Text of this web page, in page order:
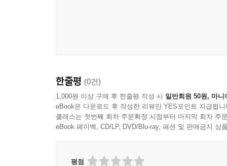
한줄평 (0건)
1,000원 이상 구매 후 한줄평 작성 시 일반회원 50원, 마니
eBook은 다운로드 후 작성한 리뷰만 YES포인트 지급됩니
클래스는 첫번째 회차 주문확정 시점부터 마지막 회차 주
eBook 페이백, CD/LP, DVD/Blu-ray, 패션 및 판매금지 상
평점